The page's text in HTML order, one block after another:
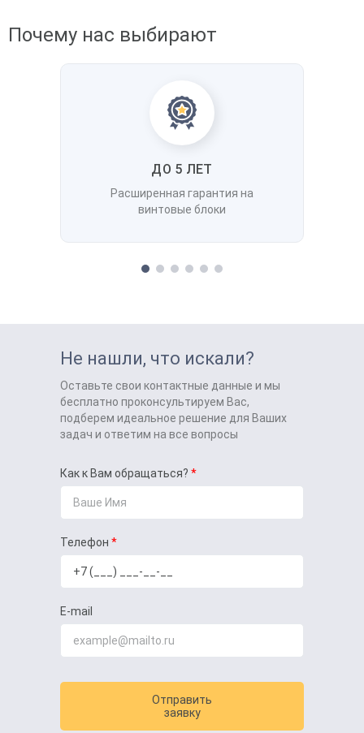
Почему нас выбирают
ДО 5 ЛЕТ
Расширенная гарантия на
винтовые блоки
Не нашли, что искали?
Оставьте свои контактные данные и мы
бесплатно проконсультируем Вас,
подберем идеальное решение для Ваших
задач и ответим на все вопросы
Как к Вам обращаться?
Телефон
E-mail
Отправить
заявку